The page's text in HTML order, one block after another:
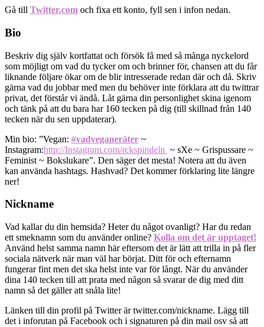
Gå till Twitter.com och fixa ett konto, fyll sen i infon nedan.
Bio
Beskriv dig själv kortfattat och försök få med så många nyckelord
som möjligt om vad du tycker om och brinner för, chansen att du får
liknande följare ökar om de blir intresserade redan där och då. Skriv
gärna vad du jobbar med men du behöver inte förklara att du twittrar
privat, det förstår vi ändå. Låt gärna din personlighet skina igenom
och tänk på att du bara har 160 tecken på dig (till skillnad från 140
tecken när du sen uppdaterar).
Min bio: ”Vegan: #vadveganeräter ~
Instagram:http://Instagram.com/rckspindeln ~ sXe ~ Grispussare ~
Feminist ~ Bokslukare”. Den säger det mesta! Notera att du även
kan använda hashtags. Hashvad? Det kommer förklaring lite längre
ner!
Nickname
Vad kallar du din hemsida? Heter du något ovanligt? Har du redan
ett smeknamn som du använder online? Kolla om det är upptaget!
Använd helst samma namn här eftersom det är lätt att trilla in på fler
sociala nätverk när man väl har börjat. Ditt för och efternamn
fungerar fint men det ska helst inte var för långt. När du använder
dina 140 tecken till att prata med någon så svarar de dig med ditt
namn så det gäller att snåla lite!
Länken till din profil på Twitter är twitter.com/nickname. Lägg till
det i inforutan på Facebook och i signaturen på din mail osv så att